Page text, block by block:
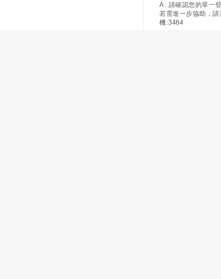
A: 請確認您的單一
若需進一步協助，
機:3484